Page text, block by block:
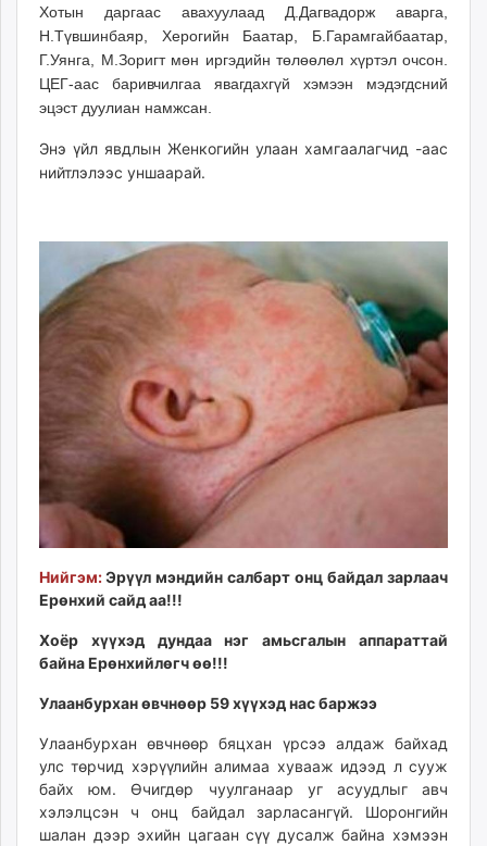
Хотын даргаас авахуулаад Д.Дагвадорж аварга,
Н.Түвшинбаяр, Херогийн Баатар, Б.Гарамгайбаатар,
Г.Уянга, М.Зоригт мөн иргэдийн төлөөлөл хүртэл очсон.
ЦЕГ-аас баривчилгаа явагдахгүй хэмээн мэдэгдсний
эцэст дуулиан намжсан.
Энэ үйл явдлын Женкогийн улаан хамгаалагчид -аас
нийтлэлээс уншаарай.
Нийгэм: Эрүүл мэндийн салбарт онц байдал зарлаач
Ерөнхий сайд аа!!!
Хоёр хүүхэд дундаа нэг амьсгалын аппараттай
байна Ерөнхийлөгч өө!!!
Улаанбурхан өвчнөөр 59 хүүхэд нас баржээ
Улаанбурхан өвчнөөр бяцхан үрсээ алдаж байхад
улс төрчид хэрүүлийн алимаа хувааж идээд л сууж
байх юм. Өчигдөр чуулганаар уг асуудлыг авч
хэлэлцсэн ч онц байдал зарласангүй. Шоронгийн
шалан дээр эхийн цагаан сүү дусалж байна хэмээн